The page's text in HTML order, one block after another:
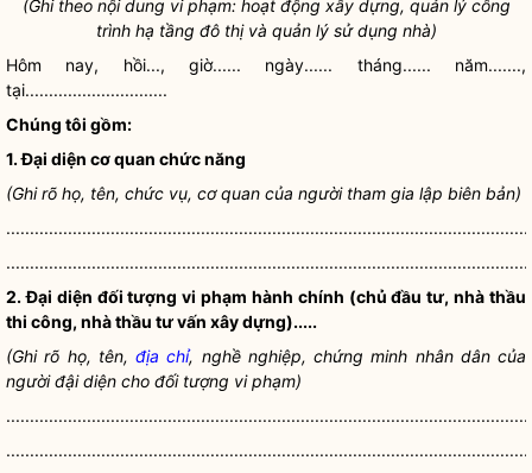
(Ghi theo nội dung vi phạm: hoạt động xây dựng, quản lý công
trình hạ tầng đô thị và quản lý sử dụng nhà)
Hôm nay, hồi..., giờ...... ngày...... tháng...... năm.......,
tại..............................
Chúng tôi gồm:
1. Đại diện cơ quan chức năng
(Ghi rõ họ, tên, chức vụ, cơ quan của người tham gia lập biên bản)
2. Đại diện đối tượng vi phạm hành chính (chủ đầu tư, nhà thầu
thi công, nhà thầu tư vấn xây dựng).....
(Ghi rõ họ, tên, địa chỉ, nghề nghiệp, chứng minh nhân dâncủa
người đậi diện cho đối tượng vi phạm)